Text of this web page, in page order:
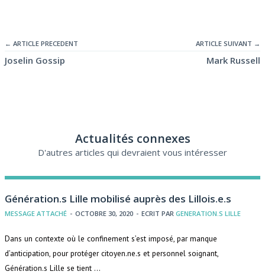
← ARTICLE PRECEDENT
Joselin Gossip
ARTICLE SUIVANT →
Mark Russell
Actualités connexes
D'autres articles qui devraient vous intéresser
Génération.s Lille mobilisé auprès des Lillois.e.s
MESSAGE ATTACHÉ - OCTOBRE 30, 2020 - ECRIT PAR GENERATION.S LILLE
Dans un contexte où le confinement s’est imposé, par manque
d’anticipation, pour protéger citoyen.ne.s et personnel soignant,
Génération.s Lille se tient …